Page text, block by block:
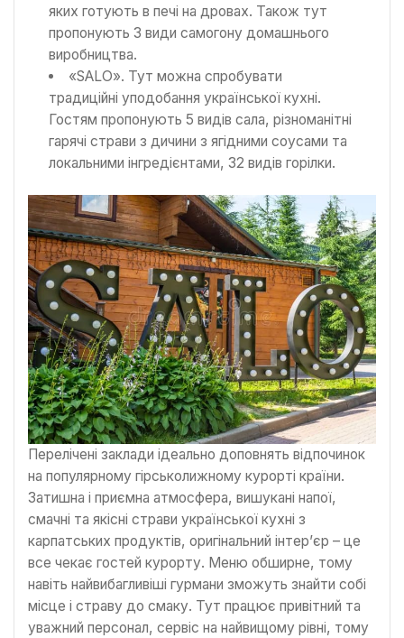
яких готують в печі на дровах. Також тут
пропонують 3 види самогону домашнього
виробництва.
«SALO». Тут можна спробувати
традиційні уподобання української кухні.
Гостям пропонують 5 видів сала, різноманітні
гарячі страви з дичини з ягідними соусами та
локальними інгредієнтами, 32 видів горілки.
Перелічені заклади ідеально доповнять відпочинок
на популярному гірськолижному курорті країни.
Затишна і приємна атмосфера, вишукані напої,
смачні та якісні страви української кухні з
карпатських продуктів, оригінальний інтер’єр – це
все чекає гостей курорту. Меню обширне, тому
навіть найвибагливіші гурмани зможуть знайти собі
місце і страву до смаку. Тут працює привітний та
уважний персонал, сервіс на найвищому рівні, тому